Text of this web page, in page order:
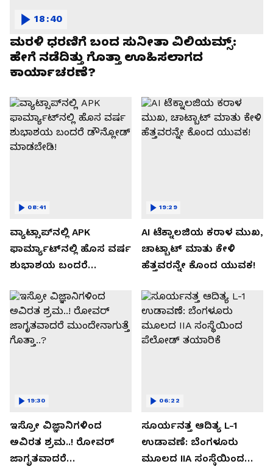
ಮರಳಿ ಧರಣಿಗೆ ಬಂದ ಸುನೀತಾ ವಿಲಿಯಮ್ಸ್:
ಹೇಗೆ ನಡೆದಿತ್ತು ಗೊತ್ತಾ ಊಹಿಸಲಾಗದ
ಕಾರ್ಯಾಚರಣೆ?
18:40
ವ್ಯಾಟ್ಸಾಪ್‌ನಲ್ಲಿ APK
ಫಾರ್ಮ್ಯಾಟ್‌ನಲ್ಲಿ ಹೊಸ ವರ್ಷ
ಶುಭಾಶಯ ಬಂದರೆ
08:41
AI ಟೆಕ್ನಾಲಜಿಯ ಕರಾಳ ಮುಖ,
ಚಾಟ್ಬಾಟ್ ಮಾತು ಕೇಳಿ
ಹೆತ್ತವರನ್ನೇ ಕೊಂದ ಯುವಕ!
19:29
ಇಸ್ರೋ ವಿಜ್ಞಾನಿಗಳಿಂದ
ಅವಿರತ ಶ್ರಮ..! ರೋವರ್
ಜಾಗೃತವಾದರೆ
19:30
ಸೂರ್ಯನತ್ತ ಆದಿತ್ಯ L-1
ಉಡಾವಣೆ: ಬೆಂಗಳೂರು
ಮೂಲದ IIA ಸಂಸ್ಥೆಯಿಂದ
06:22